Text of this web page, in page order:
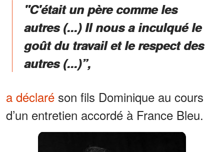
"C'était un père comme les
autres (...) Il nous a inculqué le
goût du travail et le respect des
autres (...)”,
a déclaré son fils Dominique au cours
d’un entretien accordé à France Bleu.